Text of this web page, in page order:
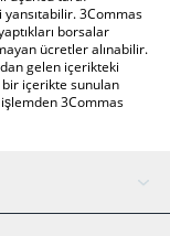
3Commas
borsalar
ücretler alınabilir.
gelen içerikteki
içerikte sunulan
3Commas